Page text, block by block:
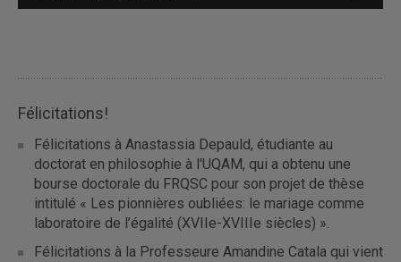
Félicitations!
Félicitations à Anastassia Depauld, étudiante au
doctorat en philosophie à l'UQAM, qui a obtenu une
bourse doctorale du FRQSC pour son projet de thèse
intitulé « Les pionnières oubliées: le mariage comme
laboratoire de l’égalité (XVIIe-XVIIIe siècles) ».
Félicitations à la Professeure Amandine Catala qui vient